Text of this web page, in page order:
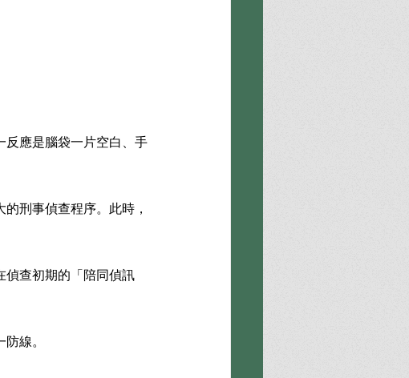
反應是腦袋一片空白、手
刑事偵查程序。此時，
偵查初期的「陪同偵訊
線。